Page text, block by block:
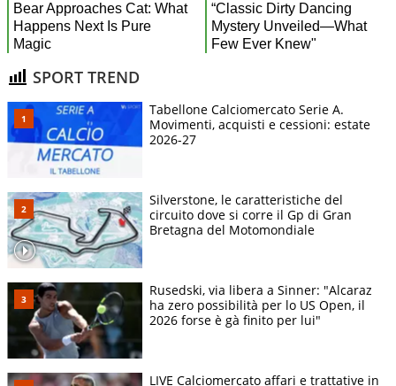
SPORT TREND
Tabellone Calciomercato Serie A.
Movimenti, acquisti e cessioni: estate
2026-27
Silverstone, le caratteristiche del
circuito dove si corre il Gp di Gran
Bretagna del Motomondiale
Rusedski, via libera a Sinner: "Alcaraz
ha zero possibilità per lo US Open, il
2026 forse è gà finito per lui"
LIVE Calciomercato affari e trattative in